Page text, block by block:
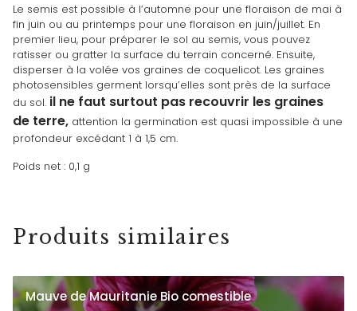
Le semis est possible à l’automne pour une floraison de mai à
fin juin ou au printemps pour une floraison en juin/juillet. En
premier lieu, pour préparer le sol au semis, vous pouvez
ratisser ou gratter la surface du terrain concerné. Ensuite,
disperser à la volée vos graines de coquelicot. Les graines
photosensibles germent lorsqu’elles sont près de la surface
du sol. il ne faut surtout pas recouvrir les graines
de terre, attention la germination est quasi impossible à une
profondeur excédant 1 à 1,5 cm.
Poids net : 0,1 g
Produits similaires
Mauve de Mauritanie Bio comestible